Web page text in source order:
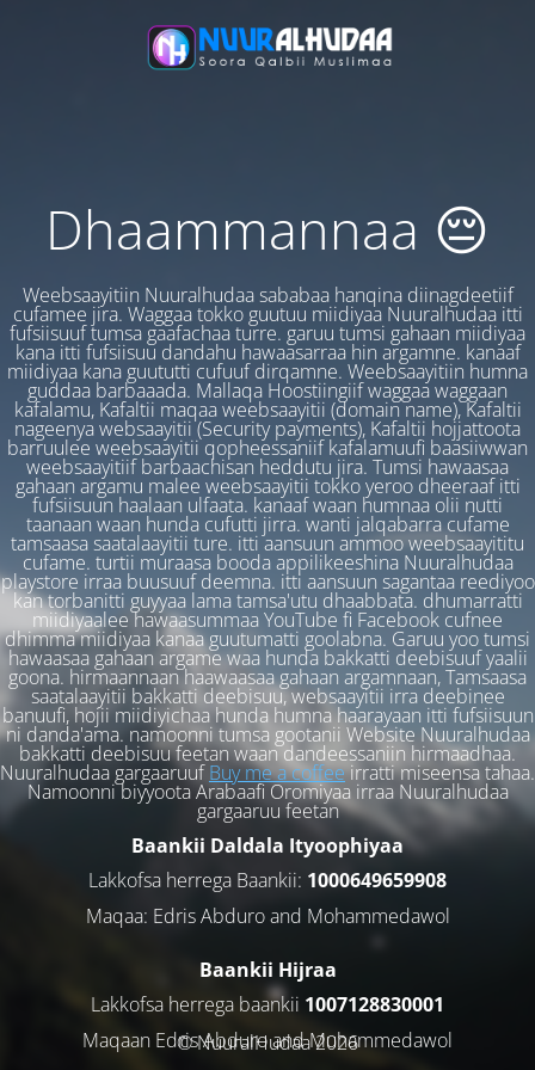
Dhaammannaa 😔
Weebsaayitiin Nuuralhudaa sababaa hanqina diinagdeetiif
cufamee jira. Waggaa tokko guutuu miidiyaa Nuuralhudaa itti
fufsiisuuf tumsa gaafachaa turre. garuu tumsi gahaan miidiyaa
kana itti fufsiisuu dandahu hawaasarraa hin argamne. kanaaf
miidiyaa kana guututti cufuuf dirqamne. Weebsaayitiin humna
guddaa barbaaada. Mallaqa Hoostiingiif waggaa waggaan
kafalamu, Kafaltii maqaa weebsaayitii (domain name), Kafaltii
nageenya websaayitii (Security payments), Kafaltii hojjattoota
barruulee weebsaayitii qopheessaniif kafalamuufi baasiiwwan
weebsaayitiif barbaachisan heddutu jira. Tumsi hawaasaa
gahaan argamu malee weebsaayitii tokko yeroo dheeraaf itti
fufsiisuun haalaan ulfaata. kanaaf waan humnaa olii nutti
taanaan waan hunda cufutti jirra. wanti jalqabarra cufame
tamsaasa saatalaayitii ture. itti aansuun ammoo weebsaayititu
cufame. turtii muraasa booda appilikeeshina Nuuralhudaa
playstore irraa buusuuf deemna. itti aansuun sagantaa reediyoo
kan torbanitti guyyaa lama tamsa'utu dhaabbata. dhumarratti
miidiyaalee hawaasummaa YouTube fi Facebook cufnee
dhimma miidiyaa kanaa guutumatti goolabna. Garuu yoo tumsi
hawaasaa gahaan argame waa hunda bakkatti deebisuuf yaalii
goona. hirmaannaan haawaasaa gahaan argamnaan, Tamsaasa
saatalaayitii bakkatti deebisuu, websaayitii irra deebinee
banuufi, hojii miidiyichaa hunda humna haarayaan itti fufsiisuun
ni danda'ama. namoonni tumsa gootanii Website Nuuralhudaa
bakkatti deebisuu feetan waan dandeessaniin hirmaadhaa.
Nuuralhudaa gargaaruufBuy me a coffeeirratti miseensa tahaa.
Namoonni biyyoota Arabaafi Oromiyaa irraa Nuuralhudaa
gargaaruu feetan
Baankii Daldala Ityoophiyaa
Lakkofsa herrega Baankii: 1000649659908
Maqaa: Edris Abduro and Mohammedawol
Baankii Hijraa
Lakkofsa herrega baankii 1007128830001
Maqaan Edris Abduro and Muhammedawol
© NuuralHudaa 2026